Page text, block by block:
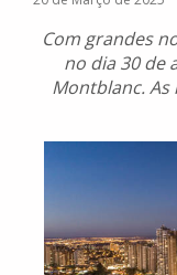
Com grandes
no dia 30 de
Montblanc.